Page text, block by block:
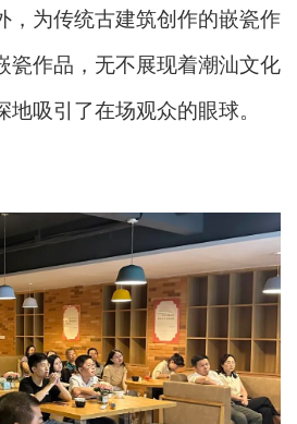
，为传统古建筑创作的嵌瓷作
瓷作品，无不展现着潮汕文化
吸引了在场观众的眼球。